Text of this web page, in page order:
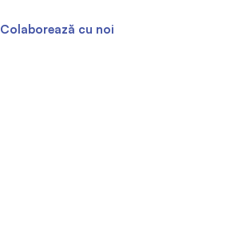
Colaborează cu noi